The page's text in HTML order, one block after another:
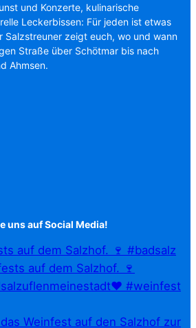
und Konzerte, kulinarische
Leckerbissen: Für jeden ist etwas
Salzstreuner zeigt euch, wo und wann
Straße über Schötmar bis nach
Ahmsen.
uns auf Social Media!
auf dem Salzhof. 🍷 #badsalz
Weinfest auf den Salzhof zur